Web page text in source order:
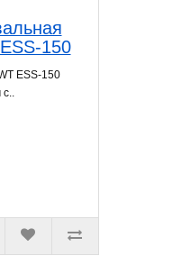
150
ESS-150
с..